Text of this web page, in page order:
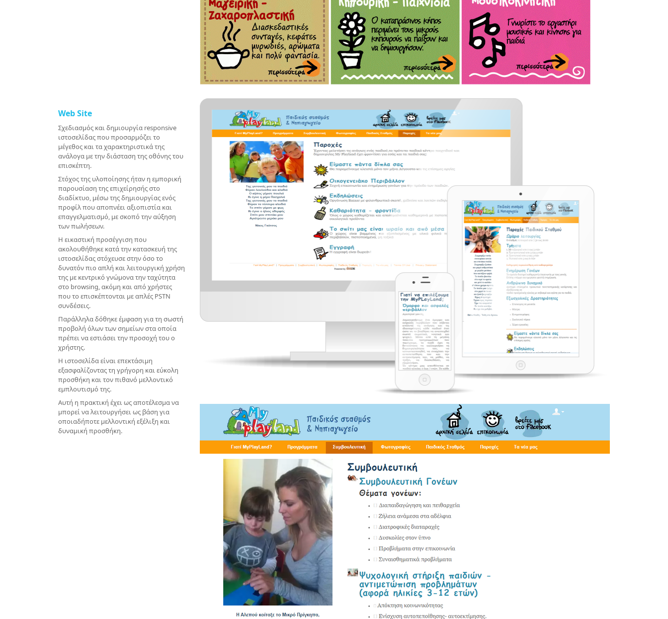
Web Site
Σχεδιασμός και δημιουργία responsive
ιστοσελίδας που προσαρμόζει το
μέγεθος και τα χαρακτηριστικά της
ανάλογα με την διάσταση της οθόνης του
επισκέπτη.
Στόχος της υλοποίησης ήταν η εμπορική
παρουσίαση της επιχείρησής στο
διαδίκτυο, μέσω της δημιουργίας ενός
προφίλ που αποπνέει αξιοπιστία και
επαγγελματισμό, με σκοπό την αύξηση
των πωλήσεων.
Η εικαστική προσέγγιση που
ακολουθήθηκε κατά την κατασκευή της
ιστοσελίδας στόχευσε στην όσο το
δυνατόν πιο απλή και λειτουργική χρήση
της με κεντρικό γνώμονα την ταχύτητα
στο browsing, ακόμη και από χρήστες
που το επισκέπτονται με απλές PSTN
συνδέσεις.
Παράλληλα δόθηκε έμφαση για τη σωστή
προβολή όλων των σημείων στα οποία
πρέπει να εστιάσει την προσοχή του ο
χρήστης.
Η ιστοσελίδα είναι επεκτάσιμη
εξασφαλίζοντας τη γρήγορη και εύκολη
προσθήκη και τον πιθανό μελλοντικό
εμπλουτισμό της.
Αυτή η πρακτική έχει ως αποτέλεσμα να
μπορεί να λειτουργήσει ως βάση για
οποιαδήποτε μελλοντική εξέλιξη και
δυναμική προσθήκη.